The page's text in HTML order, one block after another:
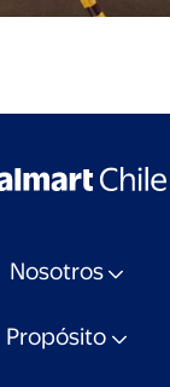
Nosotros
Propósito